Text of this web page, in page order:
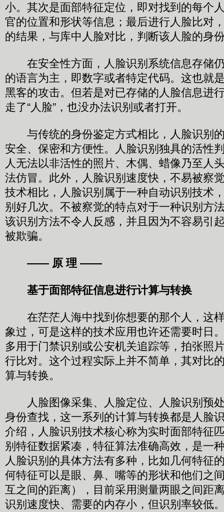
小。其次是面部特征定位，即对找到的每个
官的位置和形状等信息；最后进行人脸比对
的结果，与库中人脸对比，判断该人脸的身
在安全性方面，人脸识别系统信息存储
的语言为主，即数字或者特定代码。这也就
黑客的攻击。但若是对已存储的人脸信息进
走了“人脸”，也没办法识别或者打开。
与传统的身份鉴定方式相比，人脸识别
安全、保密和方便性。人脸识别独具的活性
人无法以非活性的照片、木偶、蜡像乃至人
法仿冒。此外，人脸识别速度快，不易被察
技术相比，人脸识别属于一种自动识别技术
别好几次。不被察觉的特点对于一种识别方
该识别方法不令人反感，并且因为不容易引
被欺骗。
—— 原 理 ——
基于面部特征信息进行计算与转换
在茫茫人海中找到你想要的那个人，这
象过，可是这样的技术应用也许还需要时日
多用于门禁识别或公安机关追踪等，拍张照
行比对。这个过程实际上并不简单，其对比
算与转换。
人脸图像采集、人脸定位、人脸识别预
身份查找，这一系列的计算与转换都是人脸
介绍，人脸识别技术核心称为实时面部特征
别特征数据紧凑，特征算法准确高效，是一
人脸识别的具体方法有多种，比如几何特征
何特征可以是眼、鼻、嘴等的形状和他们之
互之间的距离），目前采用测量两眼之间距
识别速度快、需要的内存小，但识别率较低